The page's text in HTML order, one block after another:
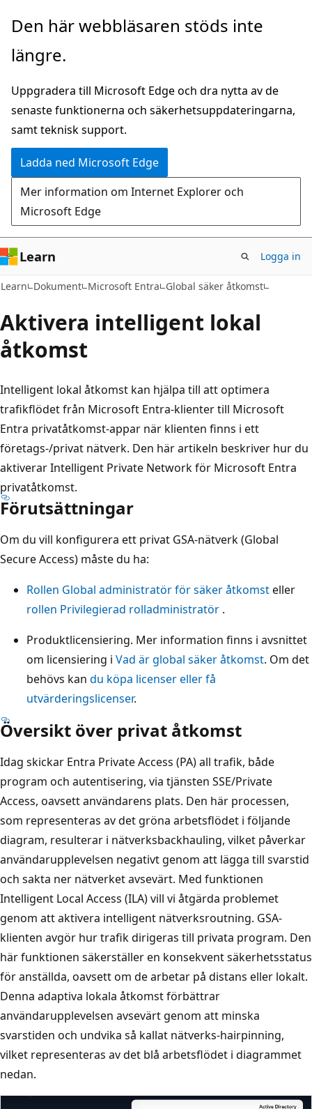
Hoppa
huvudinnehåll
Den här webbläsaren stöds inte
längre.
Uppgradera till Microsoft Edge och dra nytta av de
senaste funktionerna och säkerhetsuppdateringarna,
samt teknisk support.
Ladda ned Microsoft Edge
Mer information om Internet Explorer och
Microsoft Edge
Learn Logga in
Learn Dokument Microsoft Entra Global säker åtkomst
Aktivera intelligent lokal
åtkomst
Intelligent lokal åtkomst kan hjälpa till att optimera
trafikflödet från Microsoft Entra-klienter till Microsoft
Entra privatåtkomst-appar när klienten finns i ett
företags-/privat nätverk. Den här artikeln beskriver hur du
aktiverar Intelligent Private Network för Microsoft Entra
privatåtkomst.
Förutsättningar
Om du vill konfigurera ett privat GSA-nätverk (Global
Secure Access) måste du ha:
Rollen Global administratör för säker åtkomsteller
rollen Privilegierad rolladministratör .
Produktlicensiering. Mer information finns i avsnittet
om licensiering i Vad är global säker åtkomst. Om det
behövs kan du köpa licenser eller få
utvärderingslicenser.
Översikt över privat åtkomst
Idag skickar Entra Private Access (PA) all trafik, både
program och autentisering, via tjänsten SSE/Private
Access, oavsett användarens plats. Den här processen,
som representeras av det gröna arbetsflödet i följande
diagram, resulterar i nätverksbackhauling, vilket påverkar
användarupplevelsen negativt genom att lägga till svarstid
och sakta ner nätverket avsevärt. Med funktionen
Intelligent Local Access (ILA) vill vi åtgärda problemet
genom att aktivera intelligent nätverksroutning. GSA-
klienten avgör hur trafik dirigeras till privata program. Den
här funktionen säkerställer en konsekvent säkerhetsstatus
för anställda, oavsett om de arbetar på distans eller lokalt.
Denna adaptiva lokala åtkomst förbättrar
användarupplevelsen avsevärt genom att minska
svarstiden och undvika så kallat nätverks-hairpinning,
vilket representeras av det blå arbetsflödet i diagrammet
nedan.